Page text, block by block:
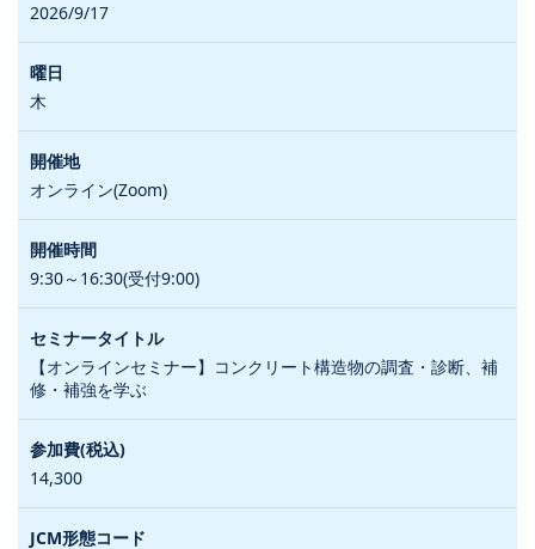
2026/9/17
木
オンライン(Zoom)
9:30～16:30(受付9:00)
【オンラインセミナー】コンクリート構造物の調査・診断、補
修・補強を学ぶ
14,300